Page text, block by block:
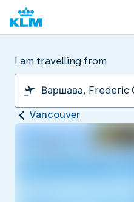
I am travelling from
Vancouver